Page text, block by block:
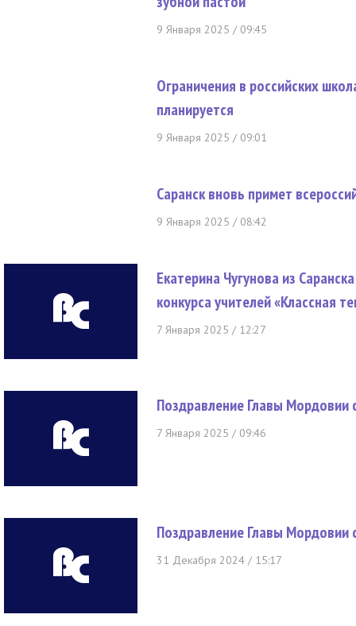
9 Января 2025 / 09:45
Ограничения в российских
планируется
9 Января 2025 / 09:01
Саранск вновь примет
9 Января 2025 / 08:42
Екатерина Чугунова из
конкурса учителей «Классная
7 Января 2025 / 12:27
Поздравление Главы
7 Января 2025 / 09:46
Поздравление Главы
31 Декабря 2024 / 15:17